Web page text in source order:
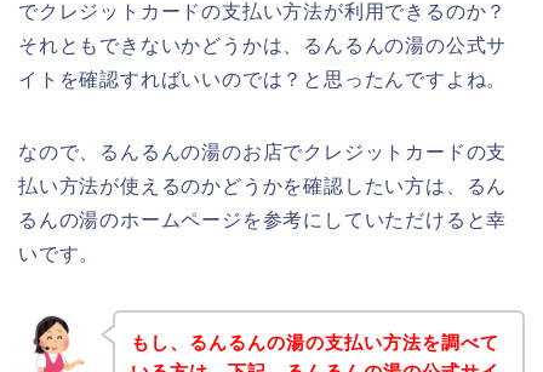
でクレジットカードの支払い方法が利用できるのか？
それともできないかどうかは、るんるんの湯の公式サ
イトを確認すればいいのでは？と思ったんですよね。
なので、るんるんの湯のお店でクレジットカードの支
払い方法が使えるのかどうかを確認したい方は、るん
るんの湯のホームページを参考にしていただけると幸
いです。
もし、るんるんの湯の支払い方法を調べて